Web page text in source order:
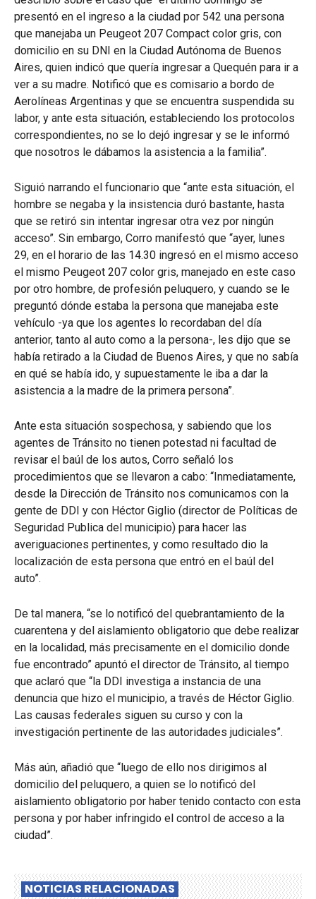
presentó en el ingreso a la ciudad por 542 una persona
que manejaba un Peugeot 207 Compact color gris, con
domicilio en su DNI en la Ciudad Autónoma de Buenos
Aires, quien indicó que quería ingresar a Quequén para ir a
ver a su madre. Notificó que es comisario a bordo de
Aerolíneas Argentinas y que se encuentra suspendida su
labor, y ante esta situación, estableciendo los protocolos
correspondientes, no se lo dejó ingresar y se le informó
que nosotros le dábamos la asistencia a la familia”.
Siguió narrando el funcionario que “ante esta situación, el
hombre se negaba y la insistencia duró bastante, hasta
que se retiró sin intentar ingresar otra vez por ningún
acceso”. Sin embargo, Corro manifestó que “ayer, lunes
29, en el horario de las 14.30 ingresó en el mismo acceso
el mismo Peugeot 207 color gris, manejado en este caso
por otro hombre, de profesión peluquero, y cuando se le
preguntó dónde estaba la persona que manejaba este
vehículo -ya que los agentes lo recordaban del día
anterior, tanto al auto como a la persona-, les dijo que se
había retirado a la Ciudad de Buenos Aires, y que no sabía
en qué se había ido, y supuestamente le iba a dar la
asistencia a la madre de la primera persona”.
Ante esta situación sospechosa, y sabiendo que los
agentes de Tránsito no tienen potestad ni facultad de
revisar el baúl de los autos, Corro señaló los
procedimientos que se llevaron a cabo: “Inmediatamente,
desde la Dirección de Tránsito nos comunicamos con la
gente de DDI y con Héctor Giglio (director de Políticas de
Seguridad Publica del municipio) para hacer las
averiguaciones pertinentes, y como resultado dio la
localización de esta persona que entró en el baúl del
auto”.
De tal manera, “se lo notificó del quebrantamiento de la
cuarentena y del aislamiento obligatorio que debe realizar
en la localidad, más precisamente en el domicilio donde
fue encontrado” apuntó el director de Tránsito, al tiempo
que aclaró que “la DDI investiga a instancia de una
denuncia que hizo el municipio, a través de Héctor Giglio.
Las causas federales siguen su curso y con la
investigación pertinente de las autoridades judiciales”.
Más aún, añadió que “luego de ello nos dirigimos al
domicilio del peluquero, a quien se lo notificó del
aislamiento obligatorio por haber tenido contacto con esta
persona y por haber infringido el control de acceso a la
ciudad”.
NOTICIAS RELACIONADAS